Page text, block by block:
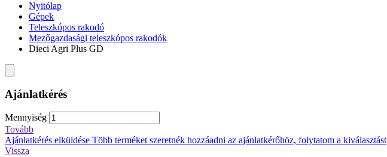
Nyitólap
Gépek
Teleszkópos rakodó
Mezőgazdasági teleszkópos rakodók
Dieci Agri Plus GD
Ajánlatkérés
Mennyiség
Tovább
Ajánlatkérés elküldése Több terméket szeretnék hozzáadni az ajánlatkérőhöz, folytatom a kiválasztást
Vissza